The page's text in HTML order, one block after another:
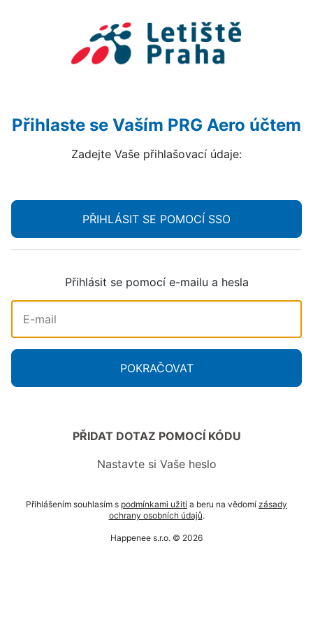
Přihlaste se Vaším PRG Aero účtem
Zadejte Vaše přihlašovací údaje:
PŘIHLÁSIT SE POMOCÍ SSO
Přihlásit se pomocí e-mailu a hesla
POKRAČOVAT
PŘIDAT DOTAZ POMOCÍ KÓDU
Nastavte si Vaše heslo
Přihlášením souhlasím s podmínkami užití a beru na vědomí zásady
ochrany osobních údajů.
Happenee s.r.o. © 2026